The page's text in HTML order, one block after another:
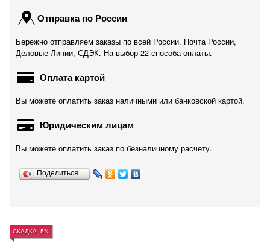
Отправка по России
Бережно отправляем заказы по всей России. Почта России,
Деловые Линии, СДЭК. На выбор 22 способа оплаты.
Оплата картой
Вы можете оплатить заказ наличными или банковской картой.
Юридическим лицам
Вы можете оплатить заказ по безналичному расчету.
Поделиться…
СКАДКА -5%